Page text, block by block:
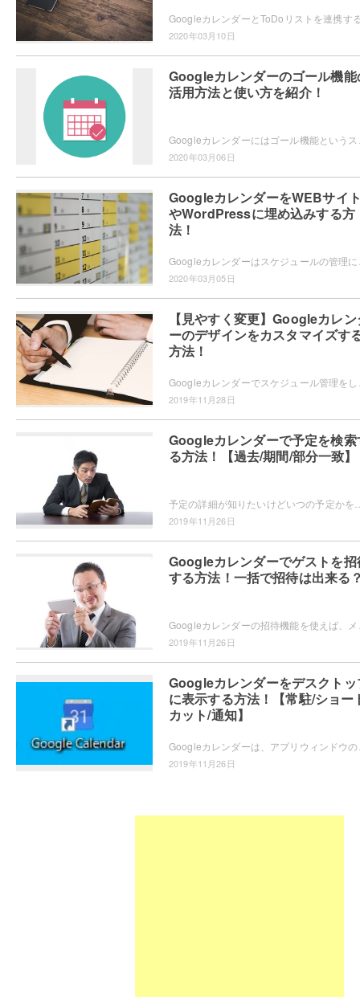
2020年03月10日
Googleカレンダーのゴール機能
活用方法と使い方を紹介！
2020年03月06日
GoogleカレンダーをWEBサイ
やWordPressに埋め込みする方
法！
2020年03月05日
【見やすく変更】Googleカレ
ーのデザインをカスタマイズす
方法！
2019年11月28日
Googleカレンダーで予定を検索
る方法！【過去/期間/部分一致】
2019年11月26日
Googleカレンダーでゲストを招
する方法！一括で招待は出来る
2019年11月26日
Googleカレンダーをデスクトッ
に表示する方法！【常駐/ショー
カット/通知】
2019年11月26日